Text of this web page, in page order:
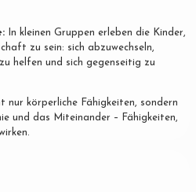
In kleinen Gruppen erleben die Kinder,
zu sein: sich abzuwechseln,
helfen und sich gegenseitig zu
körperliche Fähigkeiten, sondern
und das Miteinander – Fähigkeiten,